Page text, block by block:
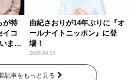
が特
イコ
まあ
由紀さおりが14年ぶりに『オ
ールナイトニッポン』に登
場！
2026.08.04
記事をもっと見る